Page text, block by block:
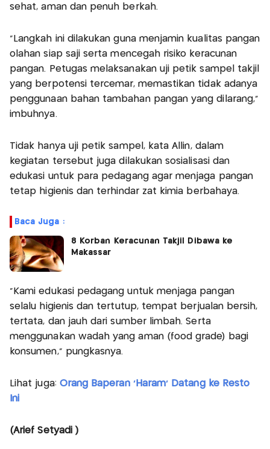
sehat, aman dan penuh berkah.
“Langkah ini dilakukan guna menjamin kualitas pangan
olahan siap saji serta mencegah risiko keracunan
pangan. Petugas melaksanakan uji petik sampel takjil
yang berpotensi tercemar, memastikan tidak adanya
penggunaan bahan tambahan pangan yang dilarang,”
imbuhnya.
Tidak hanya uji petik sampel, kata Allin, dalam
kegiatan tersebut juga dilakukan sosialisasi dan
edukasi untuk para pedagang agar menjaga pangan
tetap higienis dan terhindar zat kimia berbahaya.
Baca Juga :
8 Korban Keracunan Takjil Dibawa ke
Makassar
“Kami edukasi pedagang untuk menjaga pangan
selalu higienis dan tertutup, tempat berjualan bersih,
tertata, dan jauh dari sumber limbah. Serta
menggunakan wadah yang aman (food grade) bagi
konsumen,” pungkasnya.
Lihat juga: Orang Baperan 'Haram' Datang ke Resto
Ini
(Arief Setyadi )